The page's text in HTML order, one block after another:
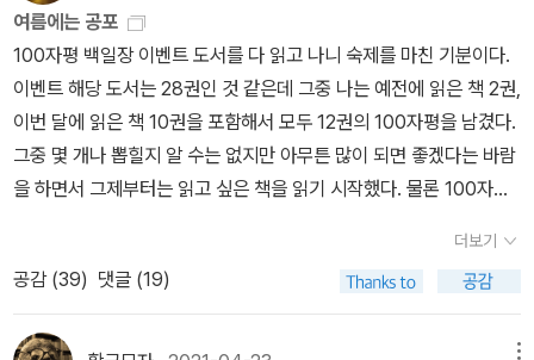
에서 원인모를 화재로 농가가 전소되었으며 무연고 묘지의 새 무덤이
손으로 긁은 것처럼 망가져 있더란 기사가 실렸다. 이후 지금은 실종
상태인 웨스트는 17년 동안 누군가 뚜벅뚜벅 자신을 쫓아오는 환청
이 들린다며 종종 뒤를 돌아보는 습관이 생겨버렸다. 16년 전에, 러
브크래프트의 소설 속에서 주요 무대가 되는, 아컴 지역 전역에 장티
푸스가 창궐해 웨스트와 ‘나’는 미스캐토닉 대학의 여름학기를 수강
하다가 장티푸스와의 싸움에 투입되기에 이른다. 이 때 가장 영웅적
할시 학장. 하도 많은 사람들이 죽어나가는 와중이라 감시가 소홀한
틈을 이용해 시신 한 구를 대학 해부실로 밀반입하는데 성공한 이들
겠는가? (226) 그 종이는...... 그림의 배경으로 쓰일 풍경을 찍은 사
진이 아니었네. 거기엔 픽먼의 그림에 나왔던 바로 그 괴물이 담겨 있
었어. 배경은 그냥 지하 작업실의 벽면일 뿐이고, 그 앞에 세워 둔 모
델을 찍은 사진이었다고. 아아, 엘리엇, 그건 실물을 찍은 사진이었네.
(240)
국 삶으로 돌아올 ‘생명줄’을 쥐고 있으라는 당부의 말이 더 크게 다가
왔다. 사실 늘 평온하기만 한 사람이 있을까 싶다. 아마 호아킨이 말한
평온함 역시 아무 일도 일어나지 않는 상태라기보다, 온갖 고통의 소
요를 치르고도 끝내 자신을 잃지 않는 데서 오는 것이 아닐지. 지금의
나에게는 내공에 가까운 말이다.예전에는 특정한 감정을 해결하기 위
한 도구 중 하나로 문학이 내게 이용당하곤 했다. 이제는 어떤 감정 속
에 있더라도 그것을 조금 더 넓게 바라볼 수 있는 틈을 만들어준다. 그
수 있는 건, 책을 붙들고 읽어 나가는 것뿐이다. 하지만 내가 언제 어
떻게 변할지는 알 수 없다. 삼십삼 년을 살아오며 어설프게나마 깨우
인공은 무명 작가로, ‘뉴잉글랜드 출신의 신비주의적 몽상가(mystic
dreamer)’로 묘사된다. 러브크래프트는 뉴잉글랜드 출신이며 생전
에 무명 작가였다. 러브크래프트는 블록을 위한 후속작 『The Haunt
er of the Dark』를 썼다. 러브크래프트는 로버트 블레이크를 잔인하
게 죽임으로써 (소설에서) 자신을 죽인 후배 작가를 향한 존경심을 드
러냈다. 그래서 《러브크래프트 전집 1》에 수록된 『The Haunter of
죽였는가’다. 문단으로부터 러브크래프트 문학의 계승자로 인정받은
블록은 1950년에 또 다른 후속작 『The Shadow from the Steep
le』(첨탑의 그림자)를 발표했다.로버트 블레이크가 로버트 블록과 연
관된 가공인물이라는 사실은 ‘크툴루 신화(Cthulhu Mythos)’에 열
* 소포클레스, 강대진 옮김 《오이디푸스 왕》 (민음사, 2009년)『안
티고네』 수록 미케네의 왕 아가멤논(Agamemnon)은 트로이 전쟁
에 참전하기 위해 결성된 그리스 동맹군의 총지휘관이다. 그런데 아
울리스 항구에 순풍이 불지 않아서 수많은 군함이 꼼짝하지 못한다.
예언자의 신탁에 따르면 아가멤논의 딸 이피게네이아를 아르테미스
(Artemis) 신에게 제물로 바치면 순풍이 생길 수 있다. 아르테미스의
도움을 받은 이피게네이아는 죽음을 면하고, 타우로이족이 사는 타우
리케라는 곳에 살게 된다. 그녀는 신에게 제물을 바치는 일을 하는 사
다. 타우리케에 있는 그들은 이방인이다. 에우리피데스(Euripides)
여름에는 공포
100자평 백일장 이벤트 도서를 다 읽고 나니 숙제를 마친 기분이다.
이벤트 해당 도서는 28권인 것 같은데 그중 나는 예전에 읽은 책 2권,
이번 달에 읽은 책 10권을 포함해서 모두 12권의 100자평을 남겼다.
그중 몇 개나 뽑힐지 알 수는 없지만 아무튼 많이 되면 좋겠다는 바람
을 하면서 그제부터는 읽고 싶은 책을 읽기 시작했다. 물론 100자평
감에 읽은 감도 없잖아 있었다.......; 지금 나는 기말 시험 끝난 뒤 읽고
싶던 소설책 잔뜩 싸놓은 기분이랄까.뭘 읽을까 하다가 전에 사두었
던 현대문학 세계단편선, 리처드 매시슨 <2만 피트 상공의 악몽 외 3
더보기
공감 (39) 댓글 (19)